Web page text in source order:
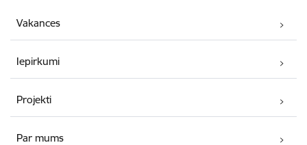
Vakances
Iepirkumi
Projekti
Par mums